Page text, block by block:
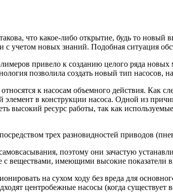
что какое-либо открытие, будь то
учетом новых знаний. Подобная ситуация
привело к созданию целого ряда
позволила создать новый тип насосов,
к насосам объемного действия. Как
в конструкции насоса. Одной из
высокий ресурс работы, так как
трех разновидностей приводов
поэтому они зачастую
веществами, имеющими высокие показатели
на сухом ходу без вреда для
центробежные насосы (когда существует